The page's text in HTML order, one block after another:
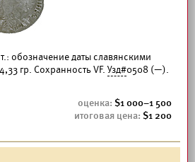
обозначение даты славянскими
гр. Сохранность VF. Узд#0508 (—).
1 000–1 500
1 200